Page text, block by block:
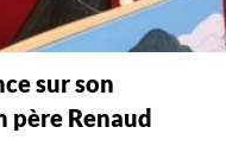
sur son
père Renaud